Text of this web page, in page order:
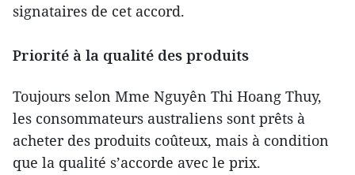
signataires de cet accord.
Priorité à la qualité des produits
Toujours selon Mme Nguyên Thi Hoang Thuy,
les consommateurs australiens sont prêts à
acheter des produits coûteux, mais à condition
que la qualité s’accorde avec le prix.